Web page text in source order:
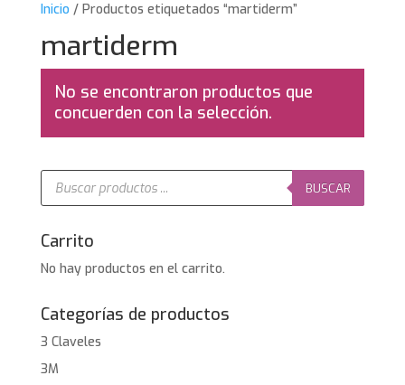
Inicio / Productos etiquetados “martiderm”
martiderm
No se encontraron productos que
concuerden con la selección.
Búsqueda
productos
BUSCAR
Carrito
No hay productos en el carrito.
Categorías de productos
3 Claveles
3M